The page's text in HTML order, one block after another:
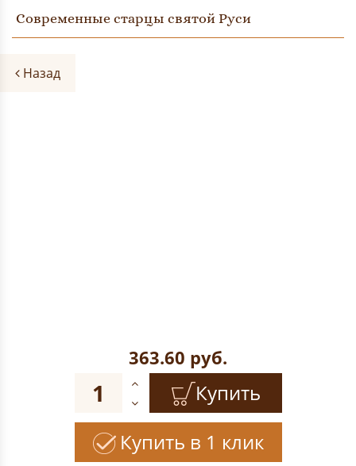
Современные старцы святой Руси
Назад
363.60 руб.
Купить
Купить в 1 клик